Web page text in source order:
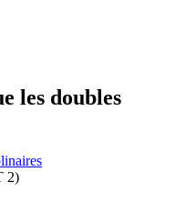
les doubles
2)